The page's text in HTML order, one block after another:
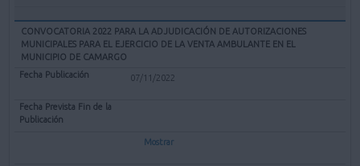
CONVOCATORIA 2022 PARA LA ADJUDICACIÓN DE AUTORIZACIONES
MUNICIPALES PARA EL EJERCICIO DE LA VENTA AMBULANTE EN EL
MUNICIPIO DE CAMARGO
07/11/2022
Mostrar